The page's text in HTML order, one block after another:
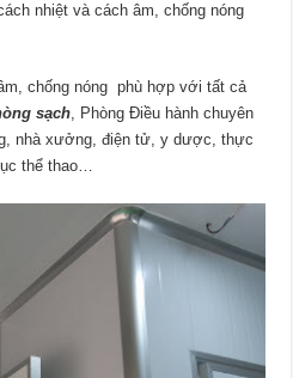
nhiệt và cách âm, chống nóng
chống nóng phù hợp với tất cả
sạch, Phòng Điều hành chuyên
nhà xưởng, điện tử, y dược, thực
thể thao…